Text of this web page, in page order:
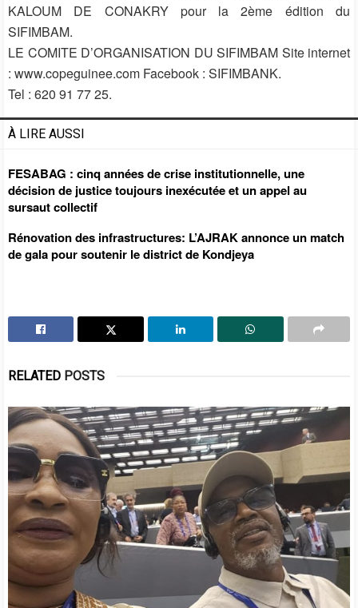
KALOUM DE CONAKRY pour la 2ème édition du
SIFIMBAM.
LE COMITE D’ORGANISATION DU SIFIMBAM Site internet
: www.copeguinee.com Facebook : SIFIMBANK.
Tel : 620 91 77 25.
À LIRE AUSSI
FESABAG : cinq années de crise institutionnelle, une
décision de justice toujours inexécutée et un appel au
sursaut collectif
Rénovation des infrastructures: L’AJRAK annonce un match
de gala pour soutenir le district de Kondjeya
RELATED POSTS